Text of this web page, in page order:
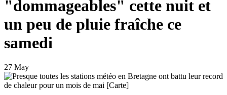
"dommageables" cette nuit et
un peu de pluie fraîche ce
samedi
27 May